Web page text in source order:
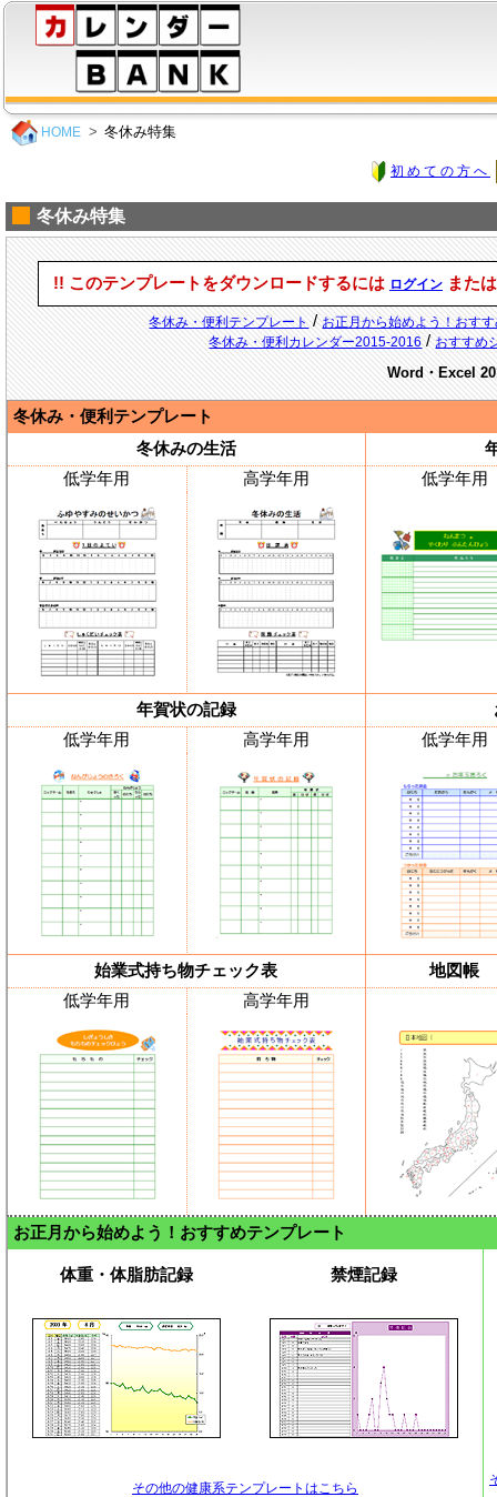
HOME 冬休み特集
初めての方へ
冬休み特集
!! このテンプレートをダウンロードするには ログイン また
冬休み・便利テンプレート / お正月から始めよう！おす
冬休み・便利カレンダー2015-2016 / おすすめ
Word・Excel
冬休み・便利テンプレート
冬休みの生活
低学年用
高学年用 低学年用
年賀状の記録
低学年用
高学年用 低学年用
始業式持ち物チェック表
地図帳
低学年用
高学年用
お正月から始めよう！おすすめテンプレート
体重・体脂肪記録 禁煙記録
その他の健康系テンプレートはこちら